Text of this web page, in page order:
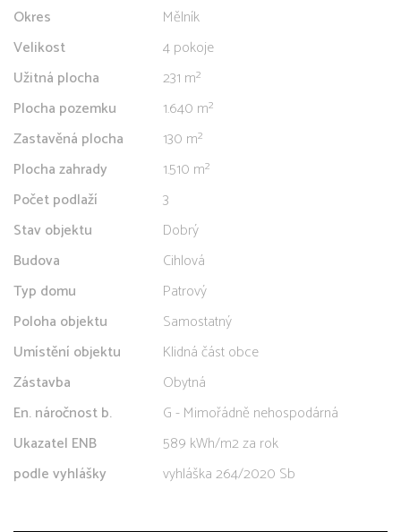
Okres
Mělník
Velikost
4 pokoje
Užitná plocha
231 m²
Plocha pozemku
1.640 m²
Zastavěná plocha
130 m²
Plocha zahrady
1.510 m²
Počet podlaží
3
Stav objektu
Dobrý
Budova
Cihlová
Typ domu
Patrový
Poloha objektu
Samostatný
Umístění objektu
Klidná část obce
Zástavba
Obytná
En. náročnost b.
G - Mimořádně nehospodárná
Ukazatel ENB
589 kWh/m2 za rok
podle vyhlášky
vyhláška 264/2020 Sb